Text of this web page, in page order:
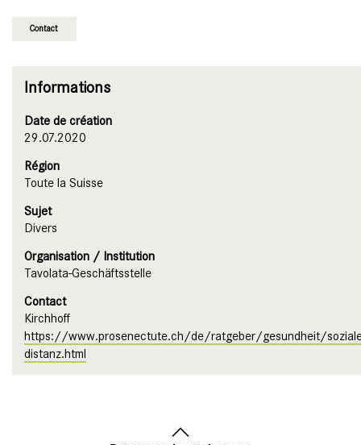
Contact
Informations
Date de création
29.07.2020
Région
Toute la Suisse
Sujet
Divers
Organisation / Institution
Tavolata-Geschäftsstelle
Contact
Kirchhoff
https://www.prosenectute.ch/de/ratgeber/gesundheit/
distanz.html